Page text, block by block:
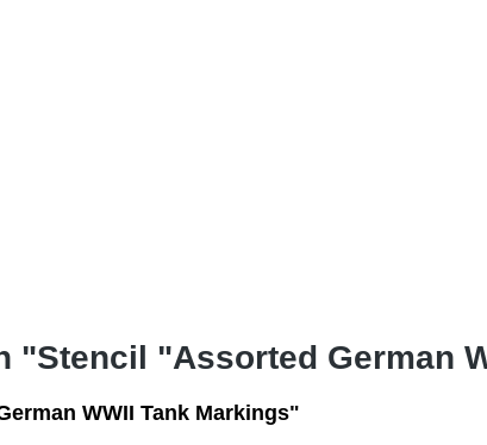
"Stencil "Assorted German
WWII Tank Markings"